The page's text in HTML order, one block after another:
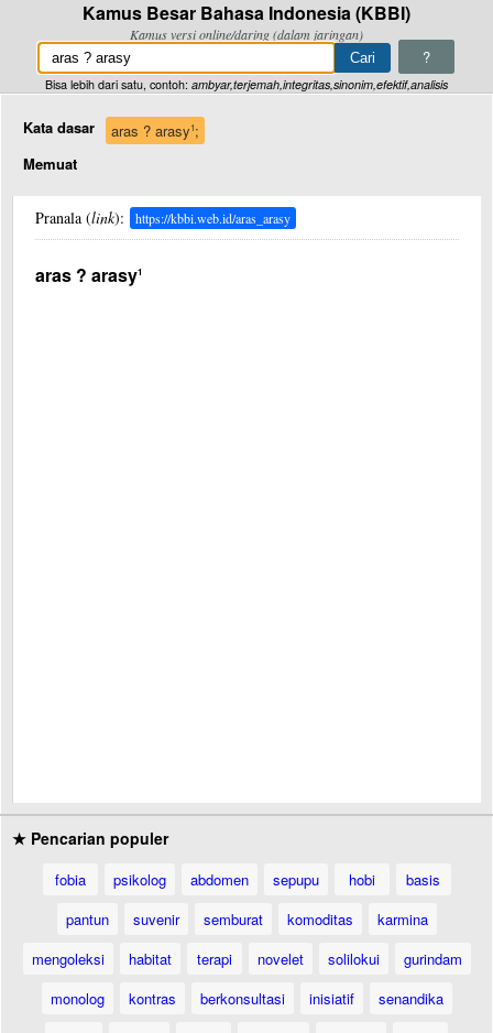
Kamus Besar Bahasa Indonesia (KBBI)
Kamus versi online/daring (dalam jaringan)
?
Bisa lebih dari satu, contoh: ambyar,terjemah,integritas,sinonim,efektif,analisis
Kata dasar aras ? arasy1;
Memuat
Pranala (link): https://kbbi.web.id/aras_arasy
aras ? arasy1
★ Pencarian populer
fobia psikolog abdomen sepupu hobi
basis
pantun
suvenir semburat komoditas
karmina
mengoleksi
habitat terapi novelet solilokui
gurindam
monolog
kontras berkonsultasi inisiatif
senandika